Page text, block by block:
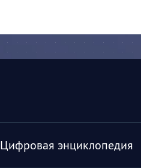
Цифровая энциклопедия